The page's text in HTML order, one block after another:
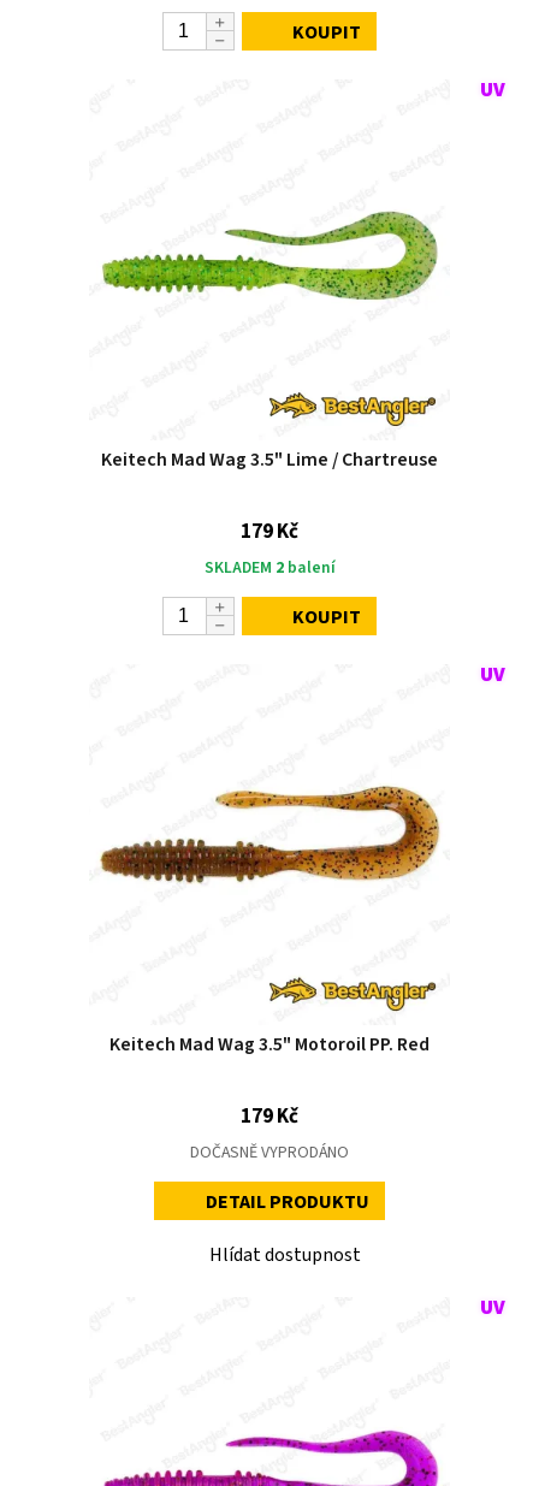
KOUPIT
Keitech Mad Wag 3.5" Lime / Chartreuse
179 Kč
SKLADEM 2balení
KOUPIT
Keitech Mad Wag 3.5" Motoroil PP. Red
179 Kč
DOČASNĚ VYPRODÁNO
DETAIL PRODUKTU
Hlídat dostupnost